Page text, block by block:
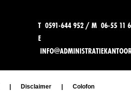
T 0591-644 952 / M 06-55 11
E
Disclaimer Colofon